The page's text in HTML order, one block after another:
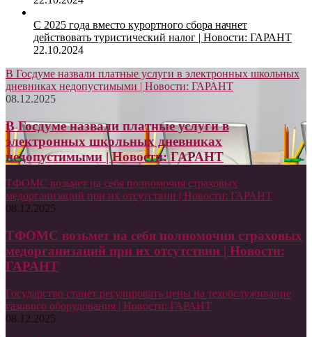
С 2025 года вместо курортного сбора начнет
действовать туристический налог | Новости: ГАРАНТ
22.10.2024
В Госдуме назвали платные услуги в электронных школьных
дневниках недопустимыми | Новости: ГАРАНТ
08.12.2025
В Госдуме назвали платные услуги в
электронных школьных дневниках
недопустимыми | Новости: ГАРАНТ
ТФОМС возьмет на себя полномочия страховых
медорганизаций при их отсутствии | Новости: ГАРАНТ
08.12.2025
ТФОМС возьмет на себя полномочия страховых
медорганизаций при их отсутствии | Новости:
ГАРАНТ
Государство станет регулировать цены на техобслуживание
газового оборудования | Новости: ГАРАНТ
08.12.2025